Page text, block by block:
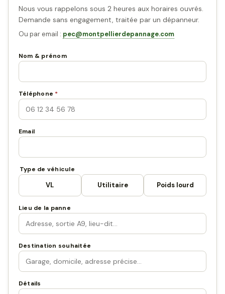
Nous vous rappelons sous 2 heures aux horaires ouvrés.
Demande sans engagement, traitée par un dépanneur.
Ou par email : pec@montpellierdepannage.com
Nom & prénom
Téléphone *
Email
Type de véhicule
VL Utilitaire Poids lourd
Lieu de la panne
Destination souhaitée
Détails